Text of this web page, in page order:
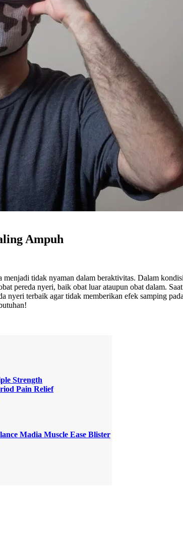
Ampuh
tidak nyaman dalam beraktivitas. Dalam
pereda nyeri, baik obat luar ataupun obat dalam.
nyeri terbaik agar tidak memberikan efek samping
Strength
Pain Relief
Madia Muscle Ease Blister